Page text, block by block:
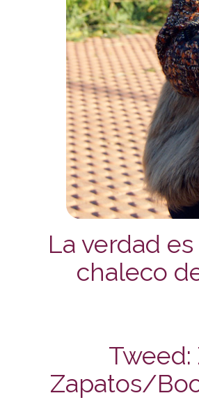
La verdad
chaleco
Zapatos/